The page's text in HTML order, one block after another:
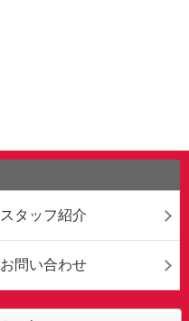
スタッフ紹介
お問い合わせ